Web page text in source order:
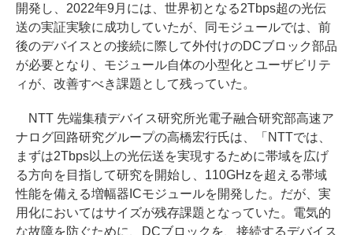
開発し、2022年9月には、世界初となる2Tbps超の光伝
送の実証実験に成功していたが、同モジュールでは、前
後のデバイスとの接続に際して外付けのDCブロック部品
が必要となり、モジュール自体の小型化とユーザビリテ
ィが、改善すべき課題として残っていた。
NTT 先端集積デバイス研究所光電子融合研究部高速ア
ナログ回路研究グループの高橋宏行氏は、「NTTでは、
まずは2Tbps以上の光伝送を実現するために帯域を広げ
る方向を目指して研究を開始し、110GHzを超える帯域
性能を備える増幅器ICモジュールを開発した。だが、実
用化においてはサイズが残存課題となっていた。電気的
な故障を防ぐために、DCブロックを、接続するデバイス